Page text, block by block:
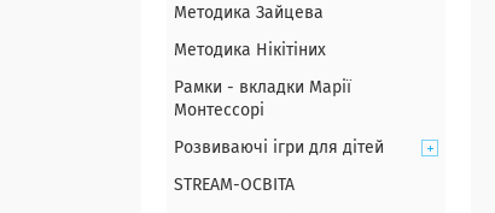
Методика Зайцева
Методика Нікітіних
Рамки - вкладки Марії
Монтессорі
Розвиваючі ігри для дітей
STREAM-ОСВІТА